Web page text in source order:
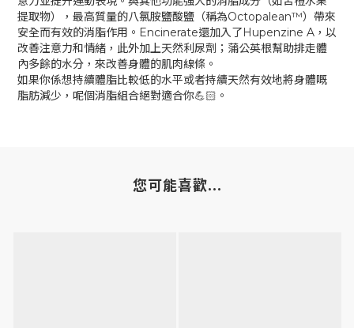
提取物），最高質量的八氯胺鹽酸鹽（稱為Octopalean™️）帶來
安全而有效的消脂作用。Encinerate還加入了Hupenzine A，以
改善注意力和情緒，此外加上天然利尿劑；蒲公英根幫助排走體
內多餘的水分，來改善身體的肌肉線條。
如果你係想持續體脂比較低的水平或者持續天然有效地將身體嘅
脂肪減少，呢個消脂組合絕對適合你💪🏻。
您可能喜歡...